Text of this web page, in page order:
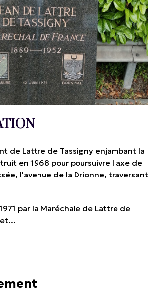
de Lattre de Tassigny enjambant la
en 1968 pour poursuivre l'axe de
l'avenue de la Drionne, traversant
par la Maréchale de Lattre de